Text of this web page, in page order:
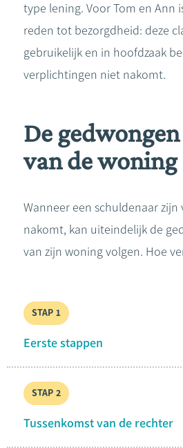
type lening. Voor Tom en Ann
reden tot bezorgdheid: deze
gebruikelijk en in hoofdzaak
verplichtingen niet nakomt.
De
van de woning
Wanneer een schuldenaar
nakomt, kan uiteindelijk de
van zijn woning volgen. Hoe
STAP
Eerste stappen
STAP
Tussenkomst van de rechter